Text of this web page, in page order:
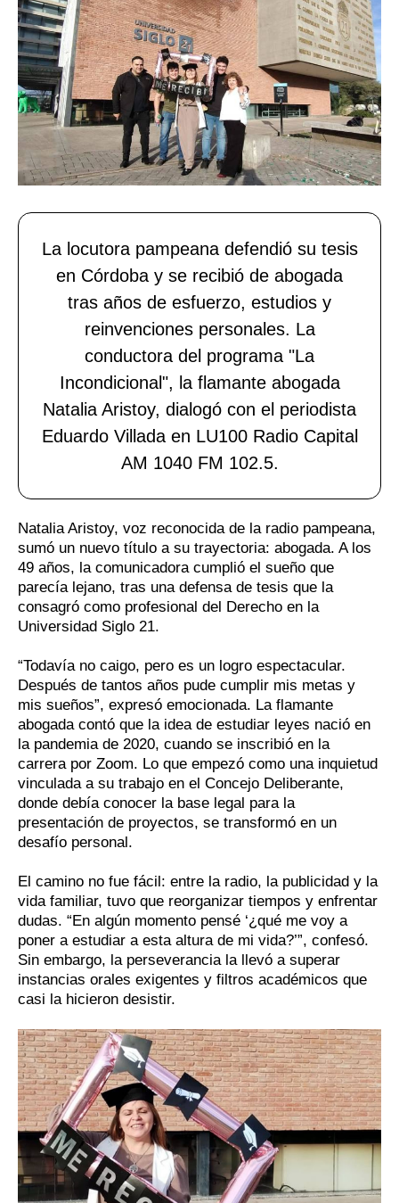
La locutora pampeana defendió su tesis
en Córdoba y se recibió de abogada
tras años de esfuerzo, estudios y
reinvenciones personales. La
conductora del programa "La
Incondicional", la flamante abogada
Natalia Aristoy, dialogó con el periodista
Eduardo Villada en LU100 Radio Capital
AM 1040 FM 102.5.
Natalia Aristoy, voz reconocida de la radio pampeana,
sumó un nuevo título a su trayectoria: abogada. A los
49 años, la comunicadora cumplió el sueño que
parecía lejano, tras una defensa de tesis que la
consagró como profesional del Derecho en la
Universidad Siglo 21.
“Todavía no caigo, pero es un logro espectacular.
Después de tantos años pude cumplir mis metas y
mis sueños”, expresó emocionada. La flamante
abogada contó que la idea de estudiar leyes nació en
la pandemia de 2020, cuando se inscribió en la
carrera por Zoom. Lo que empezó como una inquietud
vinculada a su trabajo en el Concejo Deliberante,
donde debía conocer la base legal para la
presentación de proyectos, se transformó en un
desafío personal.
El camino no fue fácil: entre la radio, la publicidad y la
vida familiar, tuvo que reorganizar tiempos y enfrentar
dudas. “En algún momento pensé ‘¿qué me voy a
poner a estudiar a esta altura de mi vida?’”, confesó.
Sin embargo, la perseverancia la llevó a superar
instancias orales exigentes y filtros académicos que
casi la hicieron desistir.